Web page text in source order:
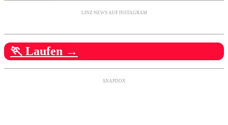
LINZ NEWS AUF INSTAGRAM
🏃 Laufen →
SNAPDOX